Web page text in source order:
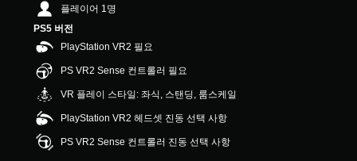
플레이어 1명
PS5 버전
PlayStation VR2 필요
PS VR2 Sense 컨트롤러 필요
VR 플레이 스타일: 좌식, 스탠딩, 룸스케일
PlayStation VR2 헤드셋 진동 선택 사항
PS VR2 Sense 컨트롤러 진동 선택 사항